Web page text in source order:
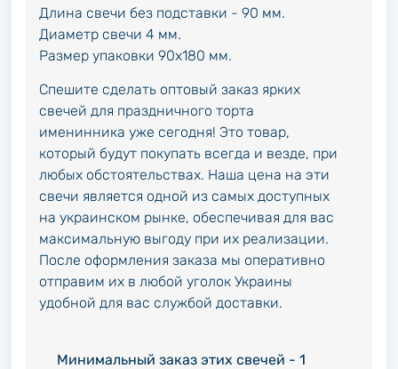
Длина свечи без подставки - 90 мм.
Диаметр свечи 4 мм.
Размер упаковки 90х180 мм.
Спешите сделать оптовый заказ ярких
свечей для праздничного торта
именинника уже сегодня! Это товар,
который будут покупать всегда и везде, при
любых обстоятельствах. Наша цена на эти
свечи является одной из самых доступных
на украинском рынке, обеспечивая для вас
максимальную выгоду при их реализации.
После оформления заказа мы оперативно
отправим их в любой уголок Украины
удобной для вас службой доставки.
Минимальный заказ этих свечей - 1